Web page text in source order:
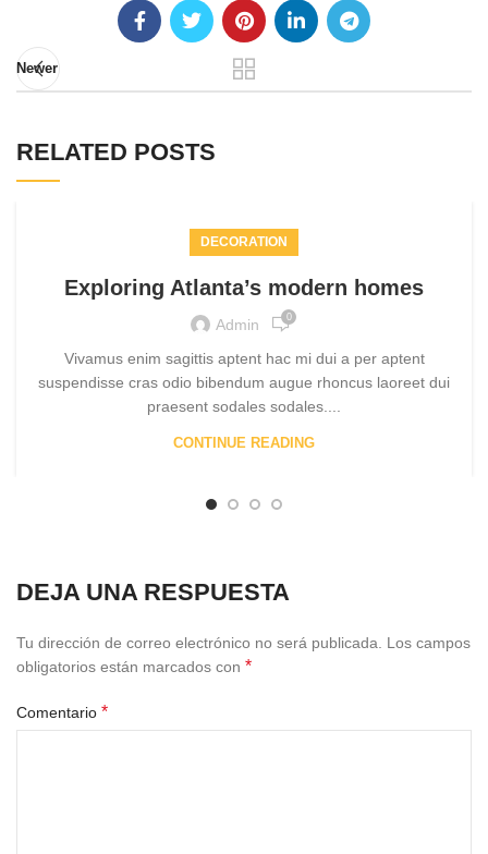
Newer
RELATED POSTS
DECORATION
Exploring Atlanta’s modern homes
Admin 0
Vivamus enim sagittis aptent hac mi dui a per aptent
suspendisse cras odio bibendum augue rhoncus laoreet dui
praesent sodales sodales....
CONTINUE READING
DEJA UNA RESPUESTA
Tu dirección de correo electrónico no será publicada. Los campos
obligatorios están marcados con *
Comentario *